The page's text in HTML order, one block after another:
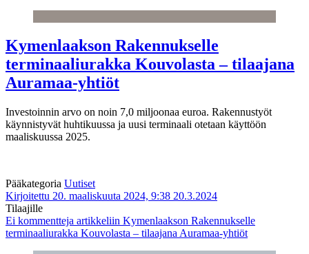
Kymenlaakson Rakennukselle
terminaaliurakka Kouvolasta – tilaajana
Auramaa-yhtiöt
Investoinnin arvo on noin 7,0 miljoonaa euroa. Rakennustyöt
käynnistyvät huhtikuussa ja uusi terminaali otetaan käyttöön
maaliskuussa 2025.
Pääkategoria Uutiset
Kirjoitettu 20. maaliskuuta 2024, 9:38 20.3.2024
Tilaajille
Ei kommentteja artikkeliin Kymenlaakson Rakennukselle
terminaaliurakka Kouvolasta – tilaajana Auramaa-yhtiöt